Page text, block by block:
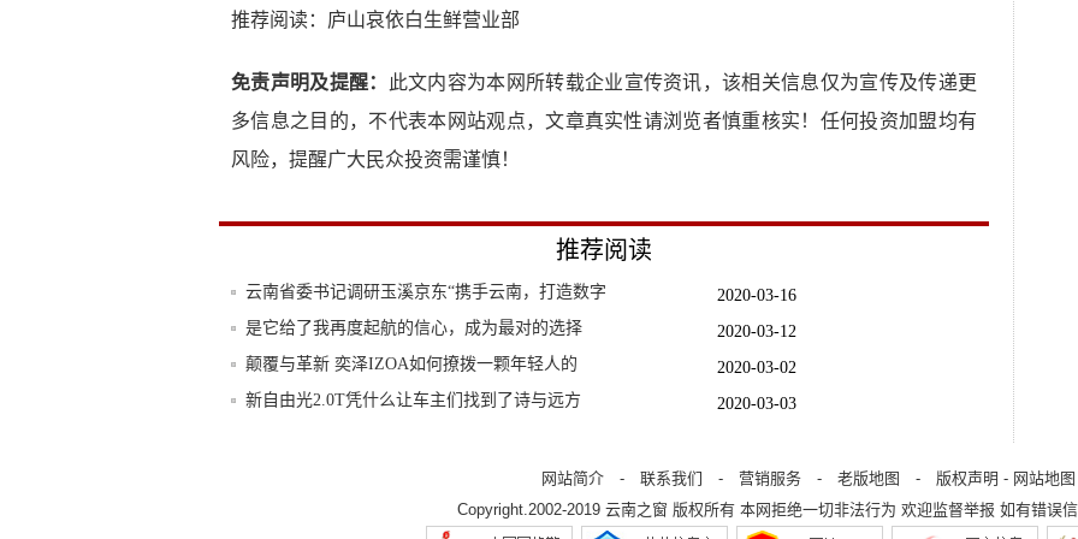
推荐阅读： 庐山哀依白生鲜营业部
免责声明及提醒：
此文内容为本网所转载企业宣传资讯，该相关信息仅为宣传及传递更
多信息之目的，不代表本网站观点，文章真实性请浏览者慎重核实！任何投资加盟均有
风险，提醒广大民众投资需谨慎！
推荐阅读
2020-03-16
云南省委书记调研玉溪京东“携手云南，打造数字
2020-03-12
是它给了我再度起航的信心，成为最对的选择
2020-03-02
颠覆与革新 奕泽IZOA如何撩拨一颗年轻人的
2020-03-03
新自由光2.0T凭什么让车主们找到了诗与远方
2020-03-16
特斯拉豪赚百亿，女友发牢骚妊娠反应严重还要工
网站简介 - 联系我们 - 营销服务 - 老版地图 - 版权声明 - 网站地图
Copyright.2002-2019 云南之窗 版权所有 本网拒绝一切非法行为 欢迎监督举报 如有错误